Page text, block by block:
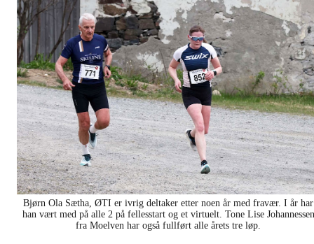
Bjørn Ola Sætha, ØTI er ivrig deltaker etter noen år med fravær. I år har
han vært med på alle 2 på fellesstart og et virtuelt. Tone Lise Johannessen
fra Moelven har også fullført alle årets tre løp.